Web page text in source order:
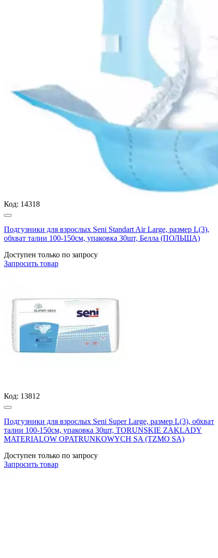
Код: 14318
Подгузники для взрослых Seni Standart Air Large, размер L(3),
обхват талии 100-150см, упаковка 30шт, Белла (ПОЛЬША)
Доступен только по запросу
Запросить товар
Код: 13812
Подгузники для взрослых Seni Super Large, размер L(3), обхват
талии 100-150см, упаковка 30шт, TORUNSKIE ZAKLADY
MATERIALOW OPATRUNKOWYCH SA (TZMO SA)
Доступен только по запросу
Запросить товар